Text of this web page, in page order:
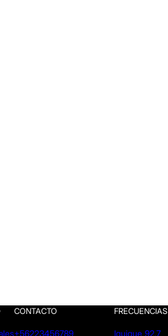
CONTACTO
+56223456789
FRECUENCIAS
Iquique 92.7